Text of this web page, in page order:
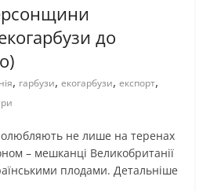
до
, гарбузи, екогарбузи, експорт,
не лише на теренах
– мешканці Великобританії
плодами. Детальніше